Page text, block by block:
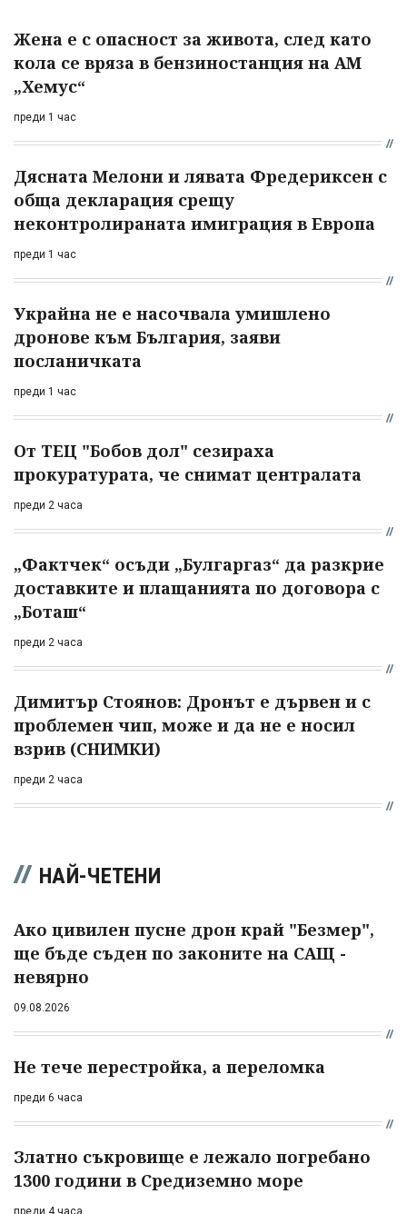
Жена е с опасност за живота, след като
кола се вряза в бензиностанция на АМ
„Хемус“
преди 1 час
Дясната Мелони и лявата Фредериксен с
обща декларация срещу
неконтролираната имиграция в Европа
преди 1 час
Украйна не е насочвала умишлено
дронове към България, заяви
посланичката
преди 1 час
От ТЕЦ "Бобов дол" сезираха
прокуратурата, че снимат централата
преди 2 часа
„Фактчек“ осъди „Булгаргаз“ да разкрие
доставките и плащанията по договора с
„Боташ“
преди 2 часа
Димитър Стоянов: Дронът е дървен и с
проблемен чип, може и да не е носил
взрив (СНИМКИ)
преди 2 часа
НАЙ-ЧЕТЕНИ
Ако цивилен пусне дрон край "Безмер",
ще бъде съден по законите на САЩ -
невярно
09.08.2026
Не тече перестройка, а переломка
преди 6 часа
Златно съкровище е лежало погребано
1300 години в Средиземно море
преди 4 часа